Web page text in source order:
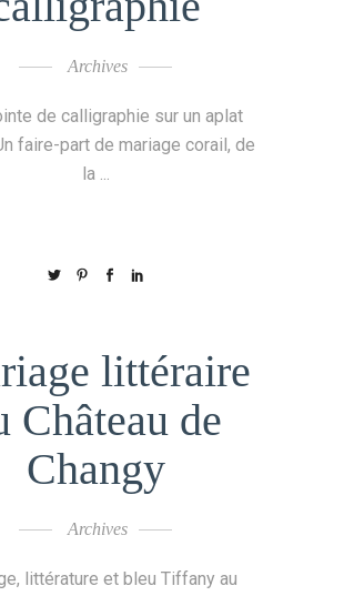
Archives
de calligraphie sur un aplat
faire-part de mariage corail, de
la
littéraire
Château de
Changy
Archives
littérature et bleu Tiffany au